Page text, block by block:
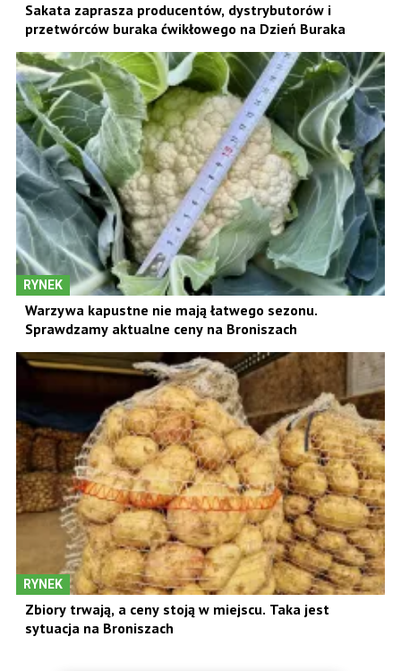
Sakata zaprasza producentów, dystrybutorów i
przetwórców buraka ćwikłowego na Dzień Buraka
RYNEK
Warzywa kapustne nie mają łatwego sezonu.
Sprawdzamy aktualne ceny na Broniszach
RYNEK
Zbiory trwają, a ceny stoją w miejscu. Taka jest
sytuacja na Broniszach